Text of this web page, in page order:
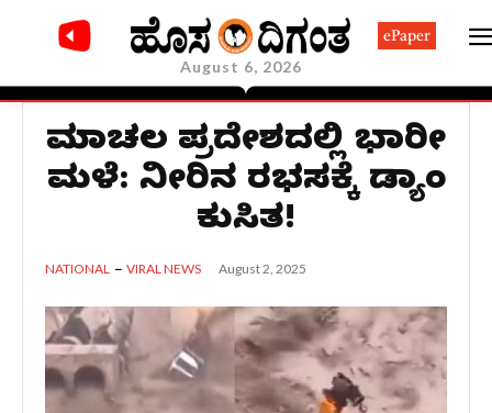
August 6, 2026
ePaper
ಹಿಮಾಚಲ ಪ್ರದೇಶದಲ್ಲಿ ಭಾರೀ
ಮಳೆ: ನೀರಿನ ರಭಸಕ್ಕೆ ಡ್ಯಾಂ
ಕುಸಿತ!
NATIONAL VIRAL NEWS August 2, 2025